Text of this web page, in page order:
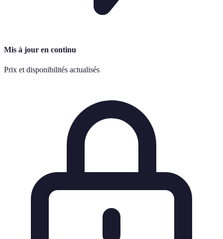
Mis à jour en continu
Prix et disponibilités actualisés